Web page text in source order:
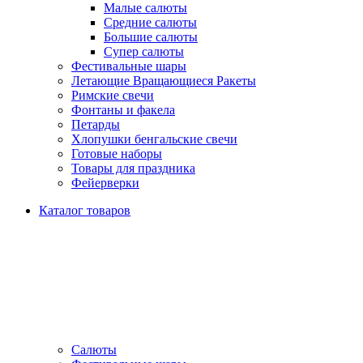
Малые салюты
Средние салюты
Большие салюты
Супер салюты
Фестивальные шары
Летающие Вращающиеся Ракеты
Римские свечи
Фонтаны и факела
Петарды
Хлопушки бенгальские свечи
Готовые наборы
Товары для праздника
Фейерверки
Каталог товаров
Салюты